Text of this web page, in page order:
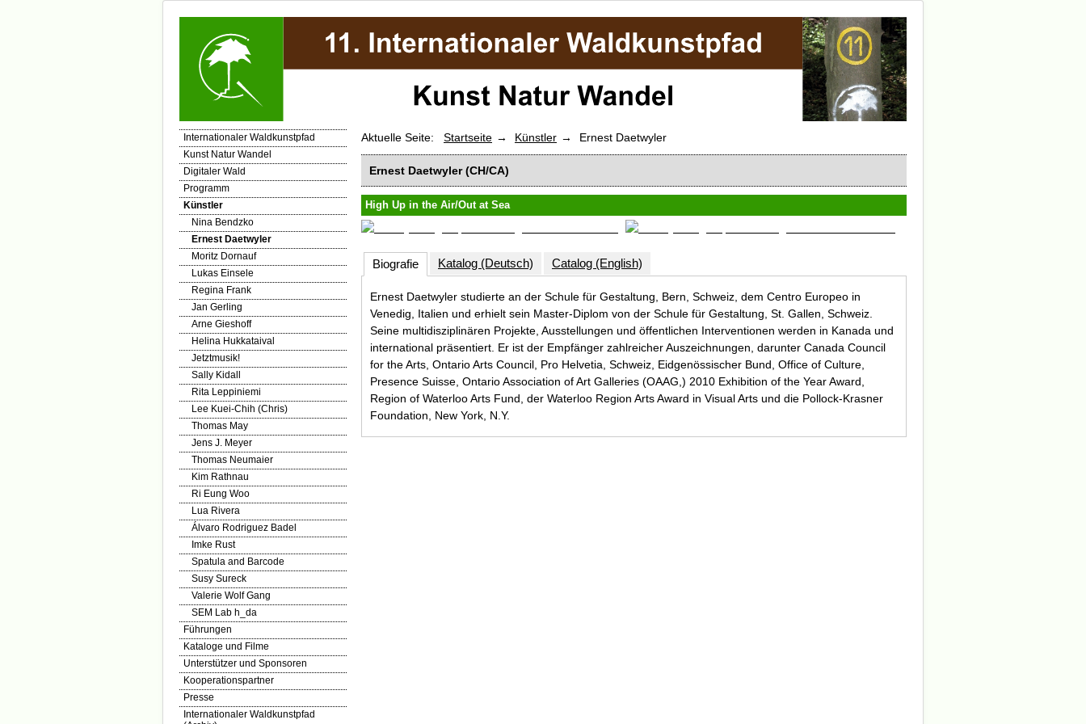
Internationaler Waldkunstpfad
Kunst Natur Wandel
Digitaler Wald
Programm
Künstler
Nina Bendzko
Ernest Daetwyler
Moritz Dornauf
Lukas Einsele
Regina Frank
Jan Gerling
Arne Gieshoff
Helina Hukkataival
Jetztmusik!
Sally Kidall
Rita Leppiniemi
Lee Kuei-Chih (Chris)
Thomas May
Jens J. Meyer
Thomas Neumaier
Kim Rathnau
Ri Eung Woo
Lua Rivera
Álvaro Rodriguez Badel
Imke Rust
Spatula and Barcode
Susy Sureck
Valerie Wolf Gang
SEM Lab h_da
Führungen
Kataloge und Filme
Unterstützer und Sponsoren
Kooperationspartner
Presse
Internationaler Waldkunstpfad
Aktuelle Seite: Startseite Künstler Ernest Daetwyler
Ernest Daetwyler (CH/CA)
High Up in the Air/Out at Sea
Biografie Katalog (Deutsch) Catalog (English)
Ernest Daetwyler studierte an der Schule für Gestaltung, Bern, Schweiz, dem Centro Europeo in
Venedig, Italien und erhielt sein Master-Diplom von der Schule für Gestaltung, St. Gallen, Schweiz.
Seine multidisziplinären Projekte, Ausstellungen und öffentlichen Interventionen werden in Kanada und
international präsentiert. Er ist der Empfänger zahlreicher Auszeichnungen, darunter Canada Council
for the Arts, Ontario Arts Council, Pro Helvetia, Schweiz, Eidgenössischer Bund, Office of Culture,
Presence Suisse, Ontario Association of Art Galleries (OAAG,) 2010 Exhibition of the Year Award,
Region of Waterloo Arts Fund, der Waterloo Region Arts Award in Visual Arts und die Pollock-Krasner
Foundation, New York, N.Y.